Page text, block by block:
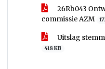
26Rb043
commissie AZM
Uitslag
418 KB